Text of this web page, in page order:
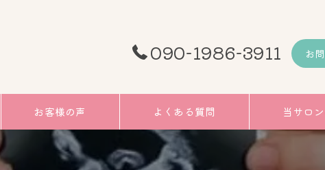
090-1986-3911 お
お客様の声 よくある質問 当サロ